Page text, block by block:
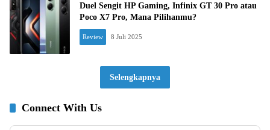
Duel Sengit HP Gaming, Infinix GT 30 Pro atau
Poco X7 Pro, Mana Pilihanmu?
Review 8 Juli 2025
Selengkapnya
Connect With Us